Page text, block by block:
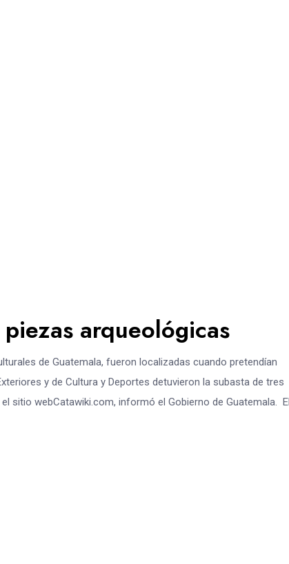
arqueológicas
de Guatemala, fueron localizadas cuando pretendían
y de Cultura y Deportes detuvieron la subasta de tres
sitio webCatawiki.com, informó el Gobierno de Guatemala. El